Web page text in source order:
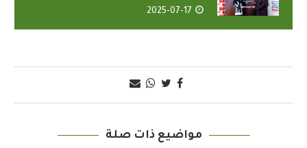
2025-07-17
مواضيع ذات صلة